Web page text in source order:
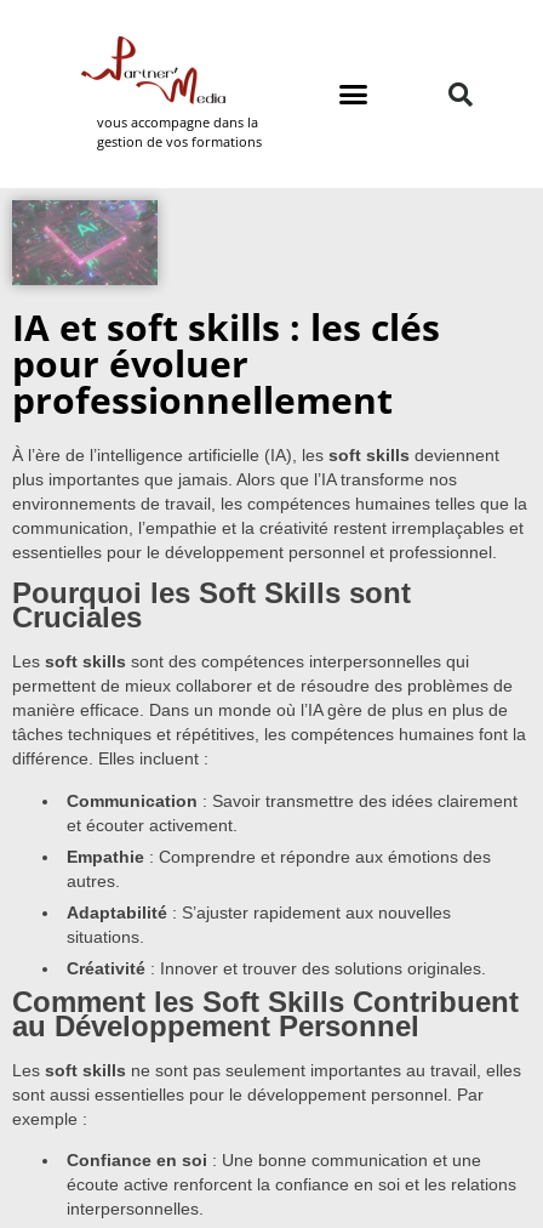
vous accompagne dans la
gestion de vos formations
IA et soft skills : les clés
pour évoluer
professionnellement
À l’ère de l’intelligence artificielle (IA), les soft skills deviennent
plus importantes que jamais. Alors que l’IA transforme nos
environnements de travail, les compétences humaines telles que la
communication, l’empathie et la créativité restent irremplaçables et
essentielles pour le développement personnel et professionnel.
Pourquoi les Soft Skills sont
Cruciales
Les soft skills sont des compétences interpersonnelles qui
permettent de mieux collaborer et de résoudre des problèmes de
manière efficace. Dans un monde où l’IA gère de plus en plus de
tâches techniques et répétitives, les compétences humaines font la
différence. Elles incluent :
Communication : Savoir transmettre des idées clairement
et écouter activement.
Empathie : Comprendre et répondre aux émotions des
autres.
Adaptabilité : S’ajuster rapidement aux nouvelles
situations.
Créativité : Innover et trouver des solutions originales.
Comment les Soft Skills Contribuent
au Développement Personnel
Les soft skills ne sont pas seulement importantes au travail, elles
sont aussi essentielles pour le développement personnel. Par
exemple :
Confiance en soi : Une bonne communication et une
écoute active renforcent la confiance en soi et les relations
interpersonnelles.